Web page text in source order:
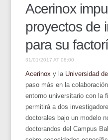
Acerinox
proyectos de
para su
31/01/2017 AT 08:00
Acerinoxy la Universidad
paso más en la
entorno universitario con la
permitirá a dos
doctorales bajo un modelo
doctorandos del Campus